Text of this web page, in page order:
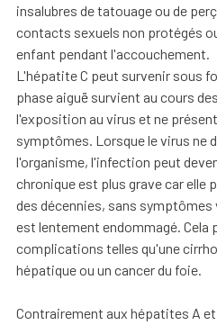
insalubres de tatouage ou de
contacts sexuels non protégés
enfant pendant l'accouchement.
L'hépatite C peut survenir sous
phase aiguë survient au cours
l'exposition au virus et ne
symptômes. Lorsque le virus ne
l'organisme, l'infection peut
chronique est plus grave car elle
des décennies, sans
est lentement endommagé. Cela
complications telles qu'une
hépatique ou un cancer du foie.
Contrairement aux hépatites A